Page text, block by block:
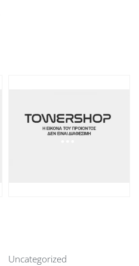
Uncategorized